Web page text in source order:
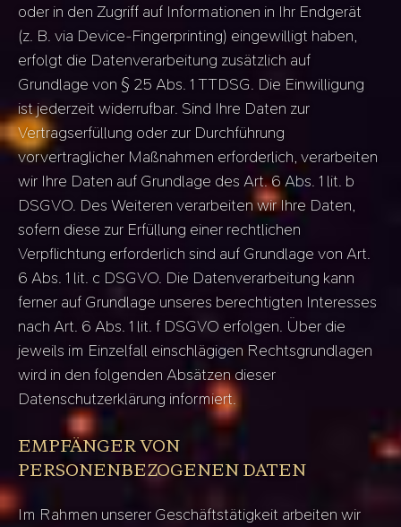
oder in den Zugriff auf Informationen in Ihr Endgerät
(z. B. via Device-Fingerprinting) eingewilligt haben,
erfolgt die Datenverarbeitung zusätzlich auf
Grundlage von § 25 Abs. 1 TTDSG. Die Einwilligung
ist jederzeit widerrufbar. Sind Ihre Daten zur
Vertragserfüllung oder zur Durchführung
vorvertraglicher Maßnahmen erforderlich, verarbeiten
wir Ihre Daten auf Grundlage des Art. 6 Abs. 1 lit. b
DSGVO. Des Weiteren verarbeiten wir Ihre Daten,
sofern diese zur Erfüllung einer rechtlichen
Verpflichtung erforderlich sind auf Grundlage von Art.
6 Abs. 1 lit. c DSGVO. Die Datenverarbeitung kann
ferner auf Grundlage unseres berechtigten Interesses
nach Art. 6 Abs. 1 lit. f DSGVO erfolgen. Über die
jeweils im Einzelfall einschlägigen Rechtsgrundlagen
wird in den folgenden Absätzen dieser
Datenschutzerklärung informiert.
EMPFÄNGER VON
PERSONENBEZOGENEN DATEN
Im Rahmen unserer Geschäftstätigkeit arbeiten wir